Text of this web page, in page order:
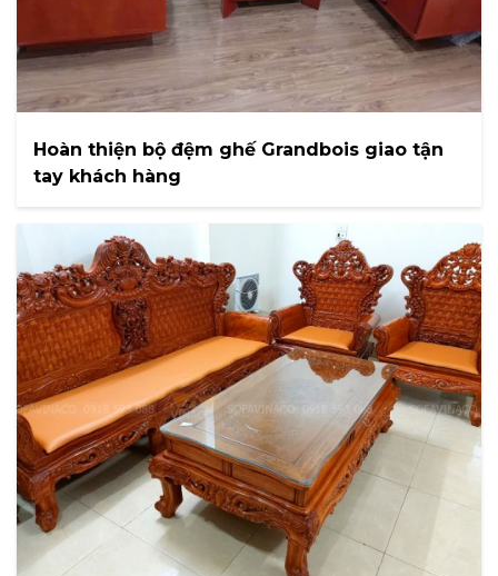
Hoàn thiện bộ đệm ghế Grandbois giao tận
tay khách hàng